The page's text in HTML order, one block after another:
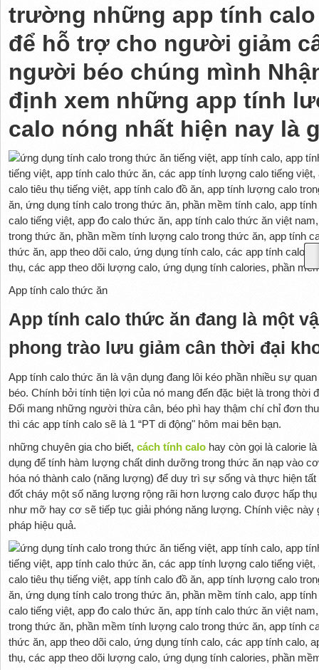
trường những app tính
để hỗ trợ cho người giảm
người béo chúng mình
định xem những app tính
calo nóng nhất hiện nay là
App tính calo thức ăn
App tính calo thức ăn đang là một
phong trào lưu giảm cân thời đại
App tính calo thức ăn là vận dụng đang lôi kéo phần nhiều sự
béo. Chính bởi tính tiện lợi của nó mang đến đặc biệt là trong thời
Đối mang những người thừa cân, béo phì hay thậm chí chỉ đơn
thì các app tính calo sẽ là 1 “PT di động" hôm mai bên bạn.
những chuyên gia cho biết, cách tính calohay còn gọi là calorie
dụng để tính hàm lượng chất dinh dưỡng trong thức ăn nạp vào
hóa nó thành calo (năng lượng) để duy trì sự sống và thực hiện
đốt cháy một số năng lượng rộng rãi hơn lượng calo được hấp
như mỡ hay cơ sẽ tiếp tục giải phóng năng lượng. Chính việc
pháp hiệu quả.